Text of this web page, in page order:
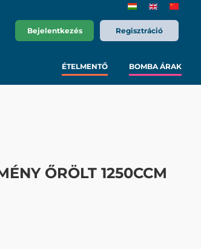
Bejelentkezés Regisztráció
ÉTELMENTŐ BOMBA ÁRAK
ŐRÖLT 1250CCM